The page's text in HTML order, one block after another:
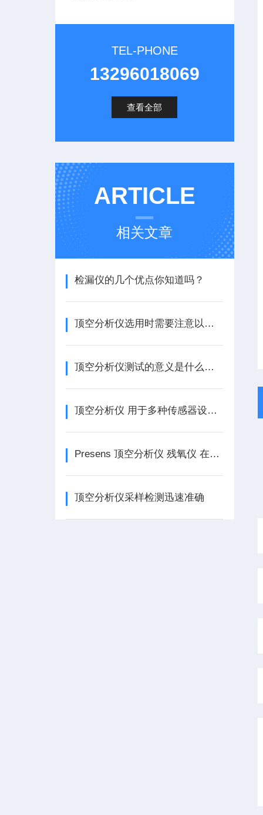
TEL-PHONE
13296018069
查看全部
ARTICLE
相关文章
检漏仪的几个优点你知道吗？
顶空分析仪选用时需要注意以下因素
顶空分析仪测试的意义是什么呢？
顶空分析仪 用于多种传感器设计的 独立式光纤氧变送器
Presens 顶空分析仪 残氧仪 在摇瓶中培养细菌和哺乳动物细胞
顶空分析仪采样检测迅速准确